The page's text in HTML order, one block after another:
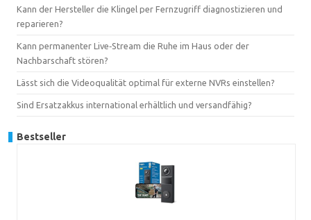
Kann der Hersteller die Klingel per Fernzugriff diagnostizieren und
reparieren?
Kann permanenter Live‑Stream die Ruhe im Haus oder der
Nachbarschaft stören?
Lässt sich die Videoqualität optimal für externe NVRs einstellen?
Sind Ersatzakkus international erhältlich und versandfähig?
Bestseller